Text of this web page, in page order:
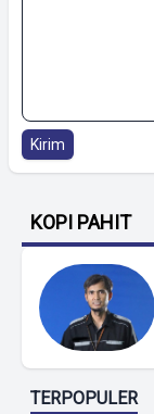
Kirim
KOPI PAHIT
TERPOPULER